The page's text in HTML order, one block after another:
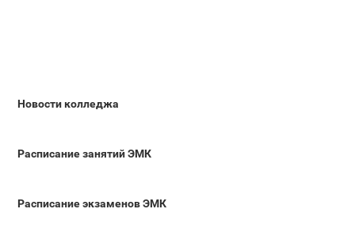
Новости колледжа
Расписание занятий ЭМК
Расписание экзаменов ЭМК